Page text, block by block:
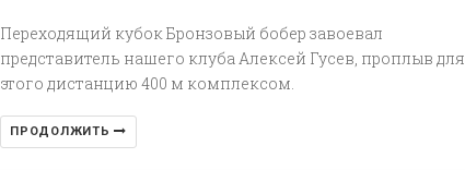
Переходящий кубок Бронзовый бобер завоевал
представитель нашего клуба Алексей Гусев, проплыв для
этого дистанцию 400 м комплексом.
ПРОДОЛЖИТЬ